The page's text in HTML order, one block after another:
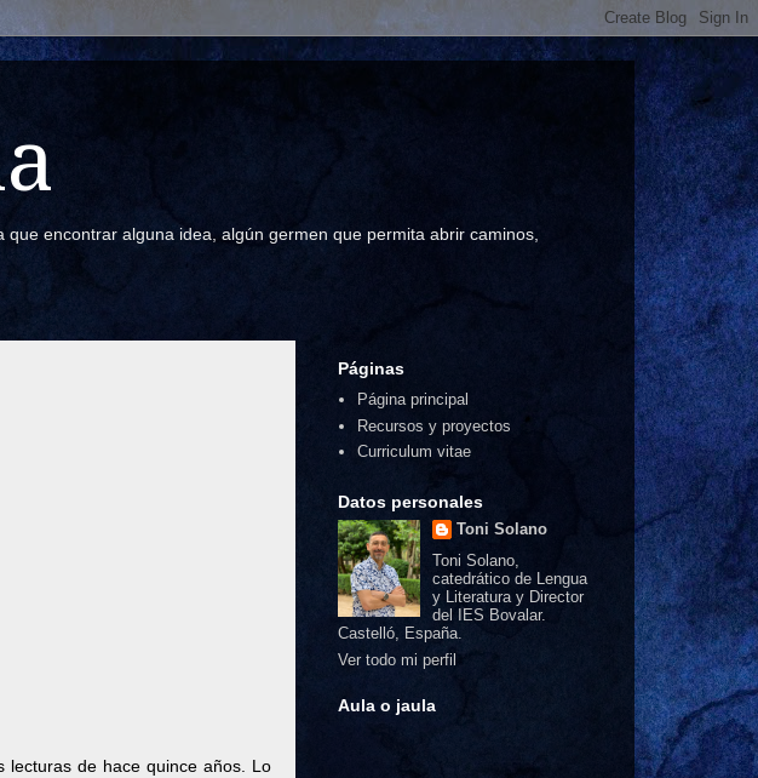
encontrar alguna idea, algún germen que permita abrir caminos,
lecturas de hace quince años. Lo
Páginas
Página principal
Recursos y proyectos
Curriculum vitae
Datos personales
Toni Solano
Toni Solano,
catedrático de Lengua
y Literatura y Director
del IES Bovalar.
Castelló, España.
Ver todo mi perfil
Aula o jaula